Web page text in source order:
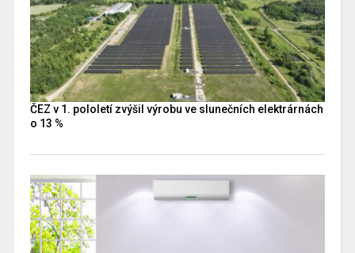
ČEZ v 1. pololetí zvýšil výrobu ve slunečních elektrárnách
o 13 %